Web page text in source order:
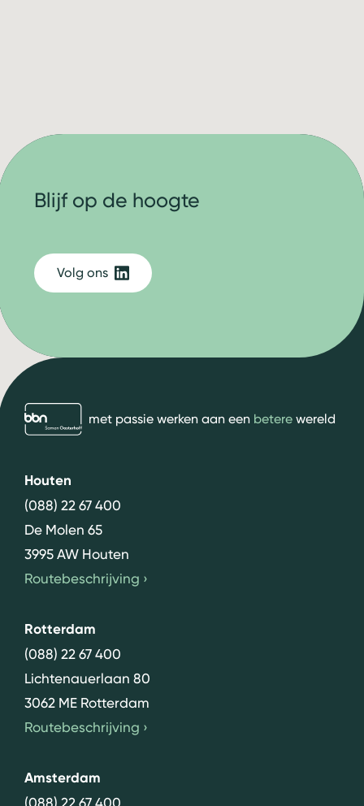
bbn adviseursmet passie werken aan een beterewereld
Houten
(088) 22 67 400
De Molen 65
3995 AW Houten
Routebeschrijving ›
Rotterdam
(088) 22 67 400
Lichtenauerlaan 80
3062 ME Rotterdam
Routebeschrijving ›
Amsterdam
(088) 22 67 400
Blijf op de hoogte
Volg ons